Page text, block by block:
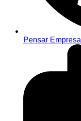
Pensar Empresa